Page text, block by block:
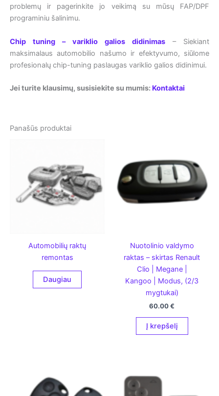
problemų ir pagerinkite jo veikimą su mūsų FAP/DPF
programiniu šalinimu.
Chip tuning – variklio galios didinimas – Siekiant
maksimalaus automobilio našumo ir efektyvumo, siūlome
profesionalų chip-tuning paslaugas variklio galios didinimui.
Jei turite klausimų, susisiekite su mumis: Kontaktai
Panašūs produktai
Automobilių raktų
remontas
Daugiau
Nuotolinio valdymo
raktas – skirtas Renault
Clio | Megane |
Kangoo | Modus, (2/3
mygtukai)
60.00€
Į krepšelį